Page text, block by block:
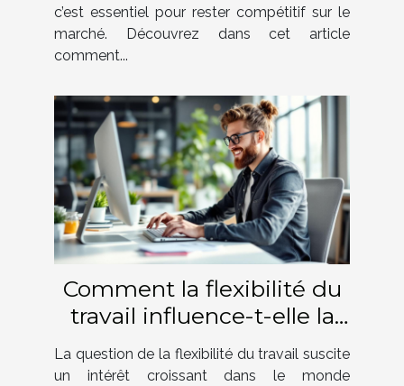
c’est essentiel pour rester compétitif sur le
marché. Découvrez dans cet article
comment...
Comment la flexibilité du
travail influence-t-elle la
productivité des employés
?
La question de la flexibilité du travail suscite
un intérêt croissant dans le monde